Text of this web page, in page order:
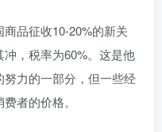
品征收10-20%的新关
，税率为60%。这是他
力的一部分，但一些经
者的价格。